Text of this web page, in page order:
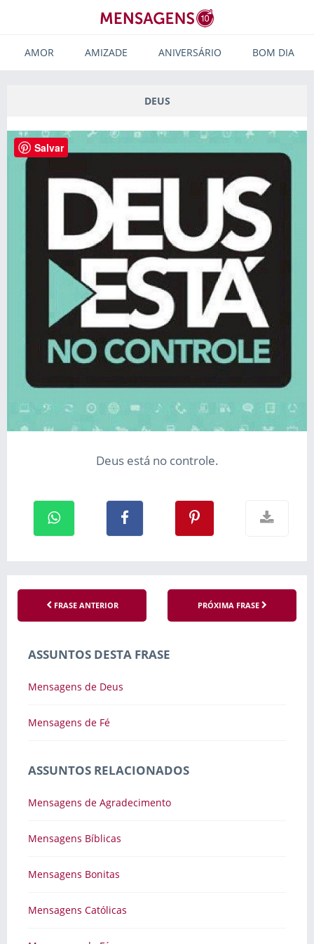
AMOR AMIZADE ANIVERSÁRIO BOM DIA
DEUS
Deus está no controle.
FRASE ANTERIOR PRÓXIMA FRASE
ASSUNTOS DESTA FRASE
Mensagens de Deus
Mensagens de Fé
ASSUNTOS RELACIONADOS
Mensagens de Agradecimento
Mensagens Bíblicas
Mensagens Bonitas
Mensagens Católicas
Salvar